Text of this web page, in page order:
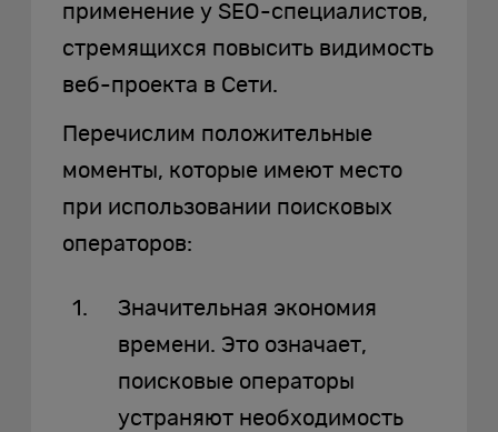
применение у SEO-специалистов,
стремящихся повысить видимость
веб-проекта в Сети.
Перечислим положительные
моменты, которые имеют место
при использовании поисковых
операторов:
Значительная экономия
времени. Это означает,
поисковые операторы
устраняют необходимость